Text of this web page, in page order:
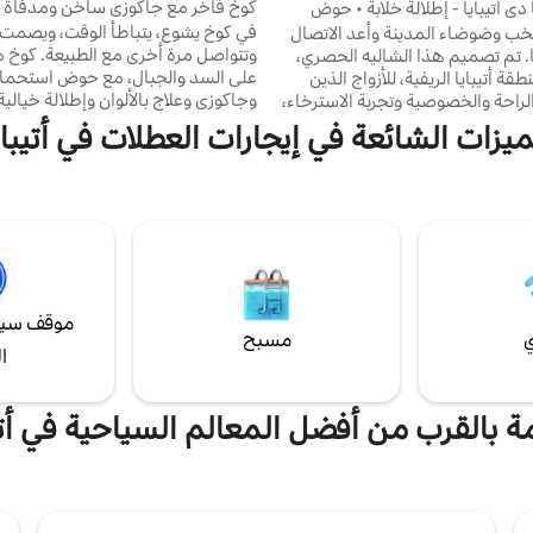
دي أتيبايا - إطلالة خلابة • حوض
وضوضاء المدينة وأعد الاتصال
تم تصميم هذا الشاليه الحصري،
أتيبايا الريفية، للأزواج الذين
والخصوصية وتجربة الاسترخاء،
كيلومترات فقط من ساو باولو.
وتطل على منظر خلاب، تدعوك
كوخ فاخر مع جاكوزي ساخن ومدفأة
في كوخ يشوع، يتباطأ الوقت،
وتتواصل مرة أخرى مع الطبيعة. كوخ
على السد والجبال، مع حوض
وجاكوزي وعلاج بالألوان وإطلالة
ومكيف هواء ساخن وبارد. حمام
على بحيرة طبيعية للسباحة مع
مع شبكة معلقة، وحفرة نار معلقة،
الشائعة في إيجارات العطلات في
مسبح
موقف
بالقرب من أفضل المعالم السياحية في